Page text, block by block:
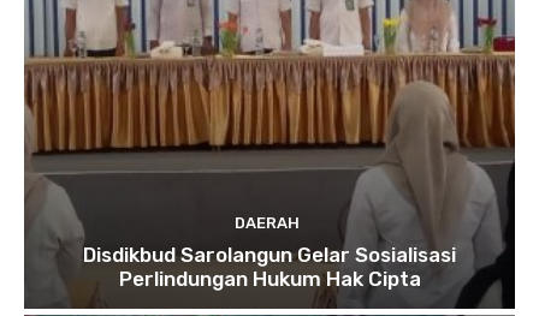
DAERAH
Disdikbud Sarolangun Gelar Sosialisasi
Perlindungan Hukum Hak Cipta